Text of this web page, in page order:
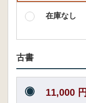
在庫なし
古書
11,000 円